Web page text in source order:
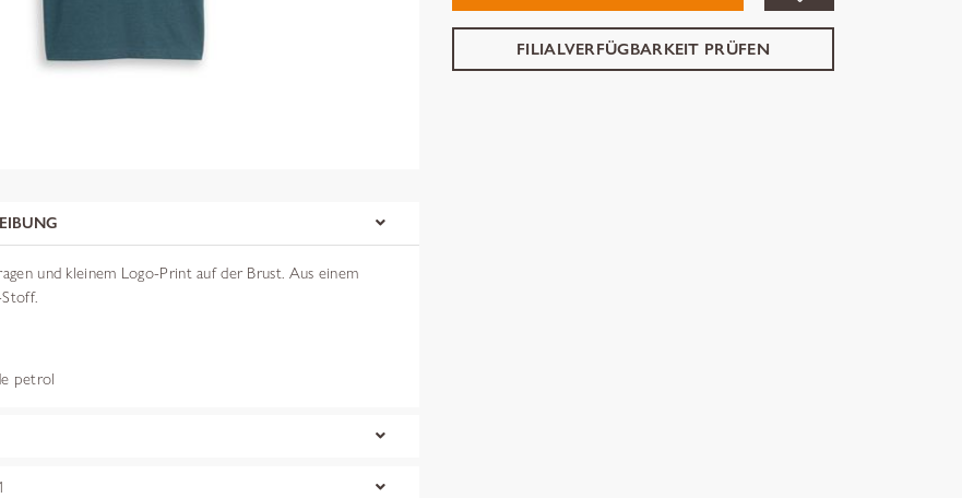
und kleinem Logo-Print auf der Brust. Aus einem
petrol
FILIALVERFÜGBARKEIT PRÜFEN